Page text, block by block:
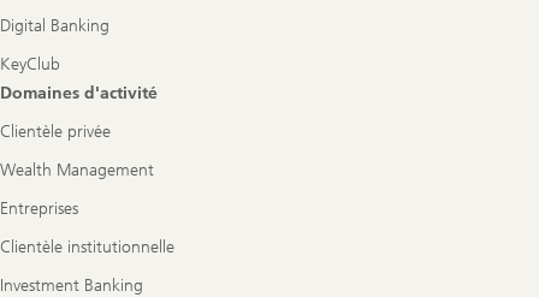
Digital Banking
KeyClub
Domaines d'activité
Clientèle privée
Wealth Management
Entreprises
Clientèle institutionnelle
Investment Banking